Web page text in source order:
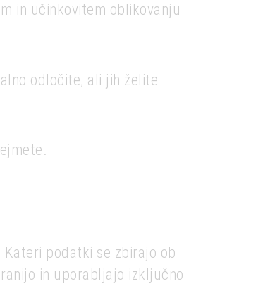
in učinkovitem oblikovanju
odločite, ali jih želite
podatki se zbirajo ob
in uporabljajo izključno